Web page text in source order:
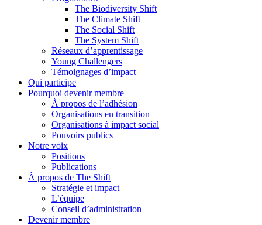
The Biodiversity Shift
The Climate Shift
The Social Shift
The System Shift
Réseaux d’apprentissage
Young Challengers
Témoignages d’impact
Qui participe
Pourquoi devenir membre
À propos de l’adhésion
Organisations en transition
Organisations à impact social
Pouvoirs publics
Notre voix
Positions
Publications
À propos de The Shift
Stratégie et impact
L’équipe
Conseil d’administration
Devenir membre